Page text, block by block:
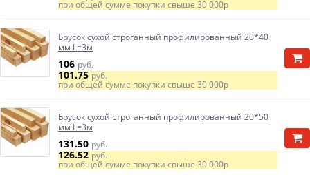
при общей сумме покупки свыше 30 000р
Брусок сухой строганный профилированный 20*40
мм L=3м
106 руб.
101.75руб.
при общей сумме покупки свыше 30 000р
Брусок сухой строганный профилированный 20*50
мм L=3м
131.50 руб.
126.52руб.
при общей сумме покупки свыше 30 000р